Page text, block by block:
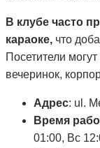
В клубе часто
караоке, что
Посетители
вечеринок,
Адрес: ul.
Время
01:00, Вс